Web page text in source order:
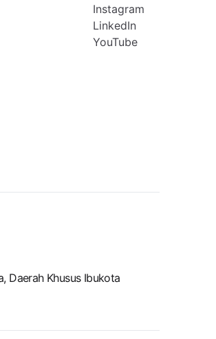
Instagram
LinkedIn
YouTube
Daerah Khusus Ibukota